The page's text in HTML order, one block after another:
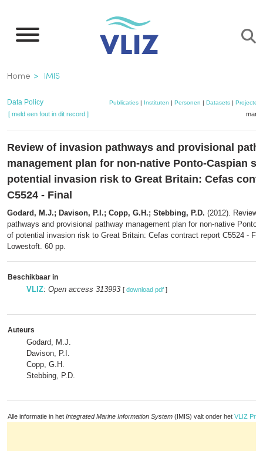
naar
inhoud
gaan
Kruimelpad
Home IMIS
Data Policy Publicaties| Instituten | Personen | Datasets| Projecten
[ meld een fout in dit record ]
Review of invasion pathways and provisional
management plan for non-native Ponto-Caspian
potential invasion risk to Great Britain: Cefas
C5524 - Final
Godard, M.J.; Davison, P.I.; Copp, G.H.; Stebbing, P.D. (2012). Review
pathways and provisional pathway management plan for non-native Ponto-
of potential invasion risk to Great Britain: Cefas contract report C5524 -
Lowestoft. 60 pp.
Beschikbaar in
VLIZ: Open access 313993 [ download pdf ]
Auteurs
Godard, M.J.
Davison, P.I.
Copp, G.H.
Stebbing, P.D.
Alle informatie in het Integrated Marine Information System (IMIS) valt onder het VLIZ